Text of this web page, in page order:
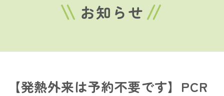
お知らせ
【発熱外来は予約不要です】PCR